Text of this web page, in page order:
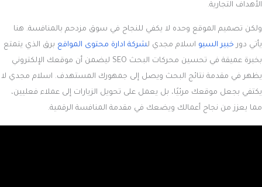
الأهداف التجارية.
ولكن تصميم الموقع وحده لا يكفي للنجاح في سوق مزدحم بالمنافسة. هنا
يأتي دور خبير السيو اسلام مجدي لشركة ادارة محتوى المواقع برق الذي يتمتع
بخبرة عميقة في تحسين محركات البحث SEO ليضمن أن موقعك الإلكتروني
يظهر في مقدمة نتائج البحث ويصل إلى جمهورك المستهدف. اسلام مجدي لا
يكتفي بجعل موقعك مرئيًا، بل يعمل على تحويل الزيارات إلى عملاء فعليين،
مما يعزز من نجاح أعمالك ويضعك في مقدمة المنافسة الرقمية.